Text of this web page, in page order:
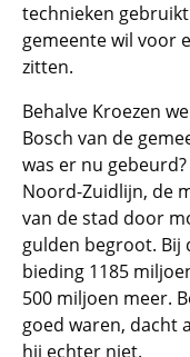
technieken
gemeente wil voor
zitten.
Behalve Kroezen
Bosch van de
was er nu
Noord-Zuidlijn, de
van de stad door
gulden begroot. Bij
bieding 1185
500 miljoen meer.
goed waren, dacht
hij echter niet.